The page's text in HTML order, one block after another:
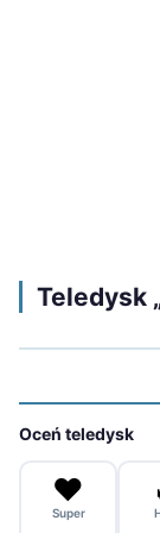
Teledysk
Oceń teledysk
❤️
Super